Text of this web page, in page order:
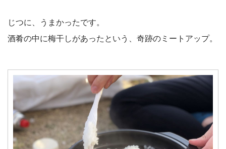
じつに、うまかったです。
酒肴の中に梅干しがあったという、奇跡のミートアップ。